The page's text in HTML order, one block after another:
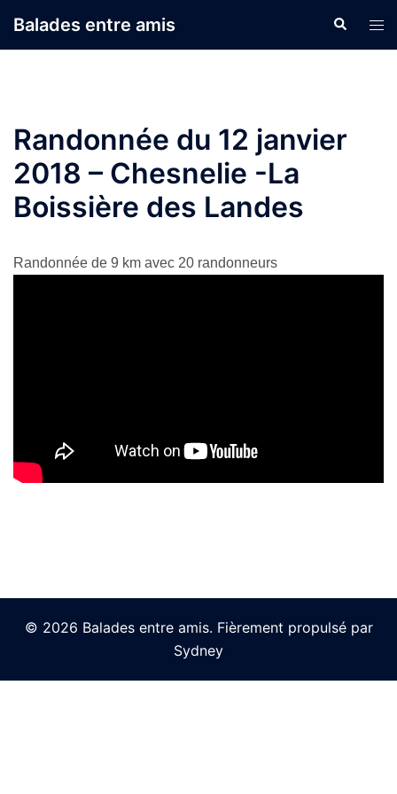
auBalades entre amis
le
Randonnée du 12 janvier
2018 – Chesnelie -La
Boissière des Landes
Randonnée de 9 km avec 20 randonneurs
© 2026 Balades entre amis. Fièrement propulsé par
Sydney